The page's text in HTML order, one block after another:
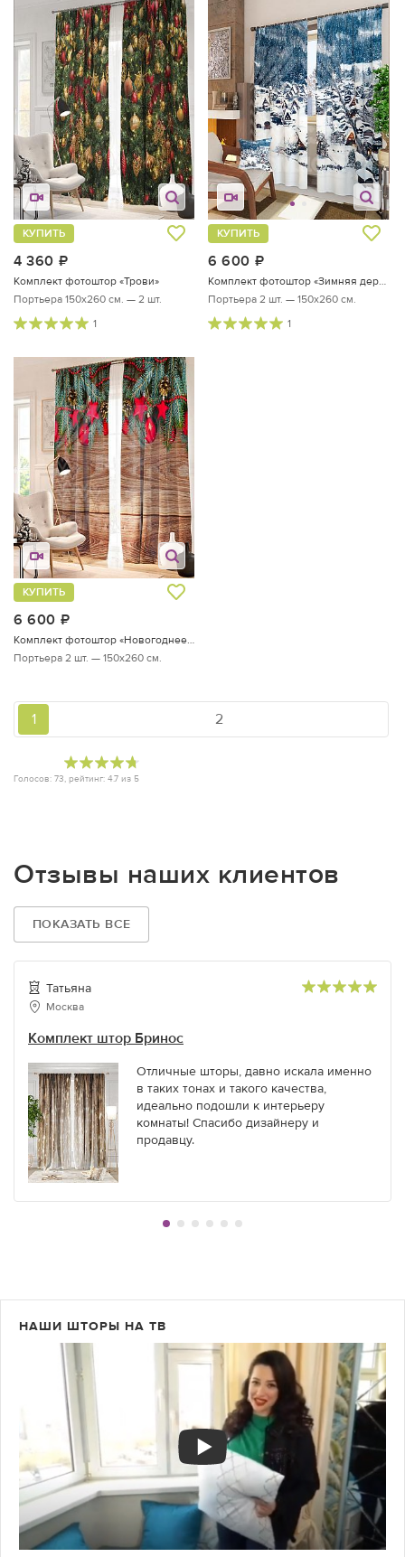
4 360
КУПИТЬ
Комплект фотоштор «Трови»
Портьера 150х260 см. — 2 шт.
1
6 600
КУПИТЬ
Комплект фотоштор «Зимняя деревушка»
Портьера 2 шт. — 150х260 см.
1
6 600
КУПИТЬ
Комплект фотоштор «Новогоднее ассорти»
Портьера 2 шт. — 150х260 см.
Голосов: 73, рейтинг: 4.7 из 5
1 2
Отзывы наших клиентов
ПОКАЗАТЬ ВСЕ
Татьяна
Москва
Комплект штор Бринос
Отличные шторы, давно искала именно
в таких тонах и такого качества,
идеально подошли к интерьеру
комнаты! Спасибо дизайнеру и
продавцу.
НАШИ ШТОРЫ НА ТВ